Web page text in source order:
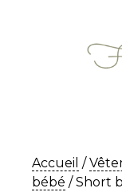
Accueil /
bébé / Short